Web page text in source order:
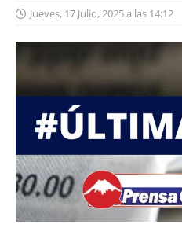
Jueves, 17 Julio, 2025 a las 14:12